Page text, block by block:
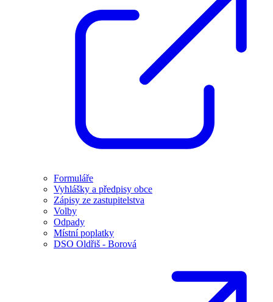
Formuláře
Vyhlášky a předpisy obce
Zápisy ze zastupitelstva
Volby
Odpady
Místní poplatky
DSO Oldřiš - Borová